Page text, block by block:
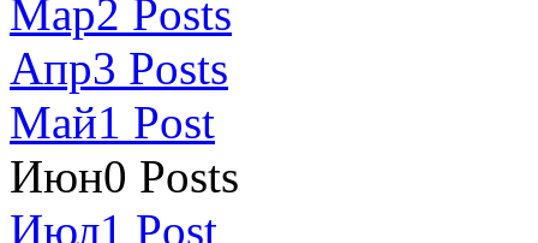
Мар2 Posts
Апр3 Posts
Май1 Post
Июн0 Posts
Июл1 Post